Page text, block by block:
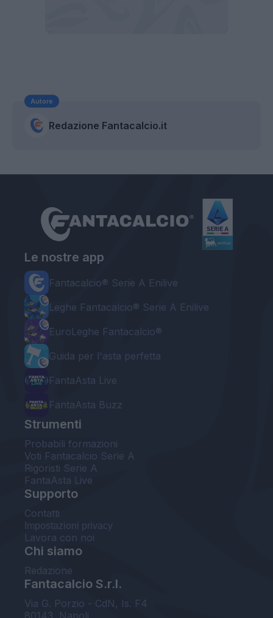
Autore
Redazione Fantacalcio.it
Le nostre app
Fantacalcio® Serie A Enilive
Leghe Fantacalcio® Serie A Enilive
EuroLeghe Fantacalcio®
Guida per l'asta perfetta
FantaAsta Live
FantaAsta Buzz
Strumenti
Probabili formazioni
Voti Fantacalcio Serie A
Rigoristi Serie A
FantaAsta Live
Supporto
Contatti
Impostazioni privacy
Lavora con noi
Chi siamo
Redazione
Fantacalcio S.r.l.
Via G. Porzio - CdN, Is. F4